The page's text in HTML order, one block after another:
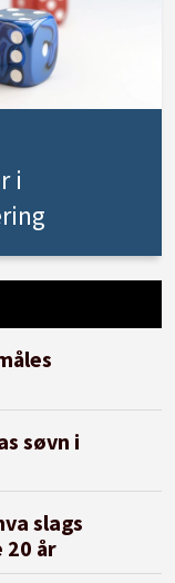
i
søvn i
slags
20 år